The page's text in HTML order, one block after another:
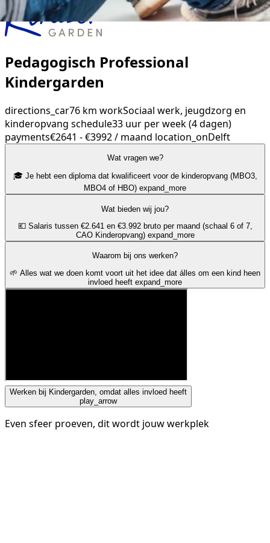
Pedagogisch Professional
Kindergarden
directions_car76 km workSociaal werk, jeugdzorg en
kinderopvang schedule33 uur per week (4 dagen)
payments€2641 - €3992 / maand location_onDelft
Wat vragen we?
🎓 Je hebt een diploma dat kwalificeert voor de kinderopvang (MBO3,
MBO4 of HBO) expand_more
Wat bieden wij jou?
💶 Salaris tussen €2.641 en €3.992 bruto per maand (schaal 6 of 7,
CAO Kinderopvang) expand_more
Waarom bij ons werken?
🌱 Alles wat we doen komt voort uit het idee dat álles om een kind heen
invloed heeft expand_more
Werken bij Kindergarden, omdat alles invloed heeft
play_arrow
Even sfeer proeven, dit wordt jouw werkplek